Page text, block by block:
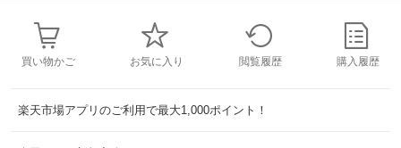
買い物かご お気に入り 閲覧履歴 購入履歴
楽天市場アプリのご利用で最大1,000ポイント！